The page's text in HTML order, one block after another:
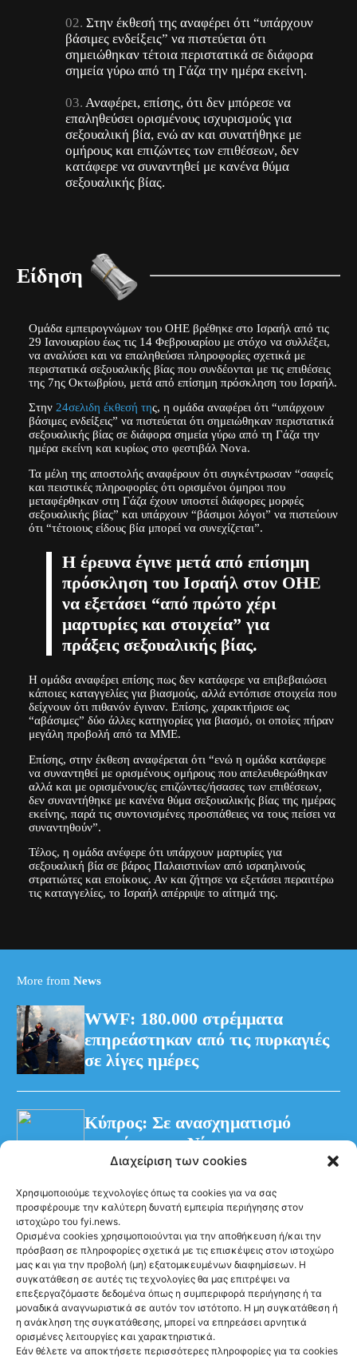
Διαχείριση των cookies
Χρησιμοποιούμε τεχνολογίες όπως τα cookies για να σας
προσφέρουμε την καλύτερη δυνατή εμπειρία περιήγησης στον
ιστοχώρο του fyi.news.
Ορισμένα cookies χρησιμοποιούνται για την αποθήκευση ή/και την
πρόσβαση σε πληροφορίες σχετικά με τις επισκέψεις στον ιστοχώρο
μας και για την προβολή (μη) εξατομικευμένων διαφημίσεων. Η
συγκατάθεση σε αυτές τις τεχνολογίες θα μας επιτρέψει να
επεξεργαζόμαστε δεδομένα όπως η συμπεριφορά περιήγησης ή τα
μοναδικά αναγνωριστικά σε αυτόν τον ιστότοπο. Η μη συγκατάθεση ή
η ανάκληση της συγκατάθεσης, μπορεί να επηρεάσει αρνητικά
ορισμένες λειτουργίες και χαρακτηριστικά.
Εάν θέλετε να αποκτήσετε περισσότερες πληροφορίες για τα cookies
Στην έκθεσή της αναφέρει ότι “υπάρχουν
βάσιμες ενδείξεις” να πιστεύεται ότι
σημειώθηκαν τέτοια περιστατικά σε διάφορα
σημεία γύρω από τη Γάζα την ημέρα εκείνη.
Αναφέρει, επίσης, ότι δεν μπόρεσε να
επαληθεύσει ορισμένους ισχυρισμούς για
σεξουαλική βία, ενώ αν και συνατήθηκε με
ομήρους και επιζώντες των επιθέσεων, δεν
κατάφερε να συναντηθεί με κανένα θύμα
σεξουαλικής βίας.
Είδηση
Ομάδα εμπειρογνώμων του ΟΗΕ βρέθηκε στο Ισραήλ από τις
29 Ιανουαρίου έως τις 14 Φεβρουαρίου με στόχο να συλλέξει,
να αναλύσει και να επαληθεύσει πληροφορίες σχετικά με
περιστατικά σεξουαλικής βίας που συνδέονται με τις επιθέσεις
της 7ης Οκτωβρίου, μετά από επίσημη πρόσκληση του Ισραήλ.
Στην 24σελιδη έκθεσή της, η ομάδα αναφέρει ότι “υπάρχουν
βάσιμες ενδείξεις” να πιστεύεται ότι σημειώθηκαν περιστατικά
σεξουαλικής βίας σε διάφορα σημεία γύρω από τη Γάζα την
ημέρα εκείνη και κυρίως στο φεστιβάλ Nova.
Τα μέλη της αποστολής αναφέρουν ότι συγκέντρωσαν “σαφείς
και πειστικές πληροφορίες ότι ορισμένοι όμηροι που
μεταφέρθηκαν στη Γάζα έχουν υποστεί διάφορες μορφές
σεξουαλικής βίας” και υπάρχουν “βάσιμοι λόγοι” να πιστεύουν
ότι “τέτοιους είδους βία μπορεί να συνεχίζεται”.
Η έρευνα έγινε μετά από επίσημη
πρόσκληση του Ισραήλ στον ΟΗΕ
να εξετάσει “από πρώτο χέρι
μαρτυρίες και στοιχεία” για
πράξεις σεξουαλικής βίας.
Η ομάδα αναφέρει επίσης πως δεν κατάφερε να επιβεβαιώσει
κάποιες καταγγελίες για βιασμούς, αλλά εντόπισε στοιχεία που
δείχνουν ότι πιθανόν έγιναν. Επίσης, χαρακτήρισε ως
“αβάσιμες” δύο άλλες κατηγορίες για βιασμό, οι οποίες πήραν
μεγάλη προβολή από τα ΜΜΕ.
Επίσης, στην έκθεση αναφέρεται ότι “ενώ η ομάδα κατάφερε
να συναντηθεί με ορισμένους ομήρους που απελευθερώθηκαν
αλλά και με ορισμένους/ες επιζώντες/ήσασες των επιθέσεων,
δεν συναντήθηκε με κανένα θύμα σεξουαλικής βίας της ημέρας
εκείνης, παρά τις συντονισμένες προσπάθειες να τους πείσει να
συναντηθούν”.
Τέλος, η ομάδα ανέφερε ότι υπάρχουν μαρτυρίες για
σεξουαλική βία σε βάρος Παλαιστινίων από ισραηλινούς
στρατιώτες και εποίκους. Αν και ζήτησε να εξετάσει περαιτέρω
τις καταγγελίες, το Ισραήλ απέρριψε το αίτημά της.
More from News
WWF: 180.000 στρέμματα
επηρεάστηκαν από τις πυρκαγιές
σε λίγες ημέρες
Κύπρος: Σε ανασχηματισμό
προχώρησε ο Νίκος
Χριστοδουλίδης
Ακολούθησέ μας